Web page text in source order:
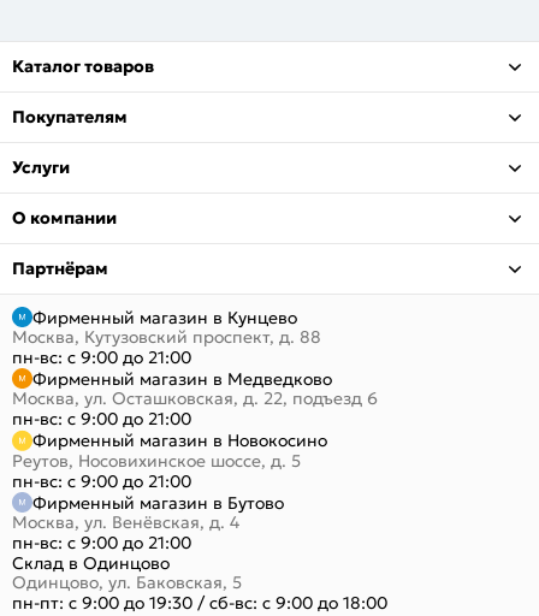
Каталог товаров
Покупателям
Услуги
О компании
Партнёрам
Фирменный магазин в Кунцево
Москва, Кутузовский проспект, д. 88
пн-вс: с 9:00 до 21:00
Фирменный магазин в Медведково
Москва, ул. Осташковская, д. 22, подъезд 6
пн-вс: с 9:00 до 21:00
Фирменный магазин в Новокосино
Реутов, Носовихинское шоссе, д. 5
пн-вс: с 9:00 до 21:00
Фирменный магазин в Бутово
Москва, ул. Венёвская, д. 4
пн-вс: с 9:00 до 21:00
Склад в Одинцово
Одинцово, ул. Баковская, 5
пн-пт: с 9:00 до 19:30 /сб-вс: с 9:00 до 18:00